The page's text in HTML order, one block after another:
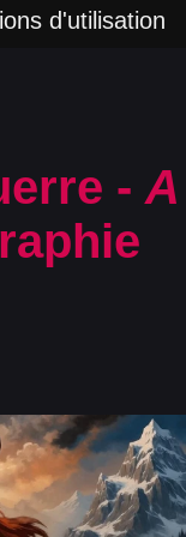
d'utilisation
- A